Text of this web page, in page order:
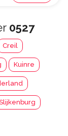
0527
Creil
Kuinre